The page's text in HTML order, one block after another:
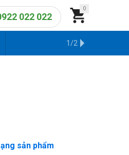
0

022 022
KHO HÀNG CŨ
1/2
sản phẩm